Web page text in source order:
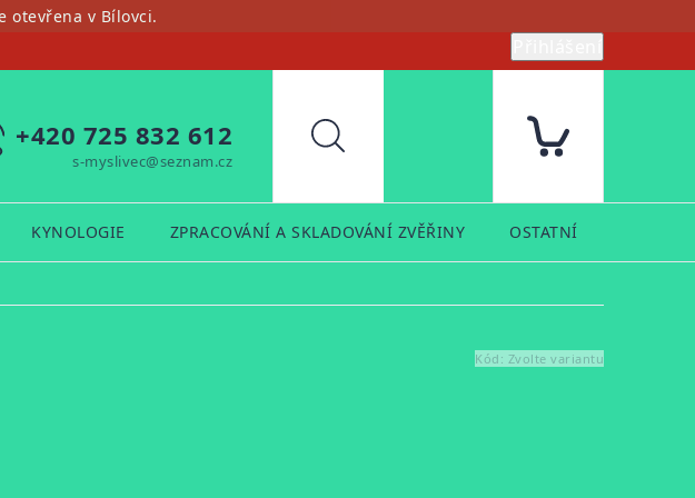
otevřena v Bílovci.
+420 725 832 612
s-myslivec@seznam.cz
Hledat
KYNOLOGIE ZPRACOVÁNÍ A SKLADOVÁNÍ ZVĚŘINY OSTATNÍ
Kód: Zvolte variantu